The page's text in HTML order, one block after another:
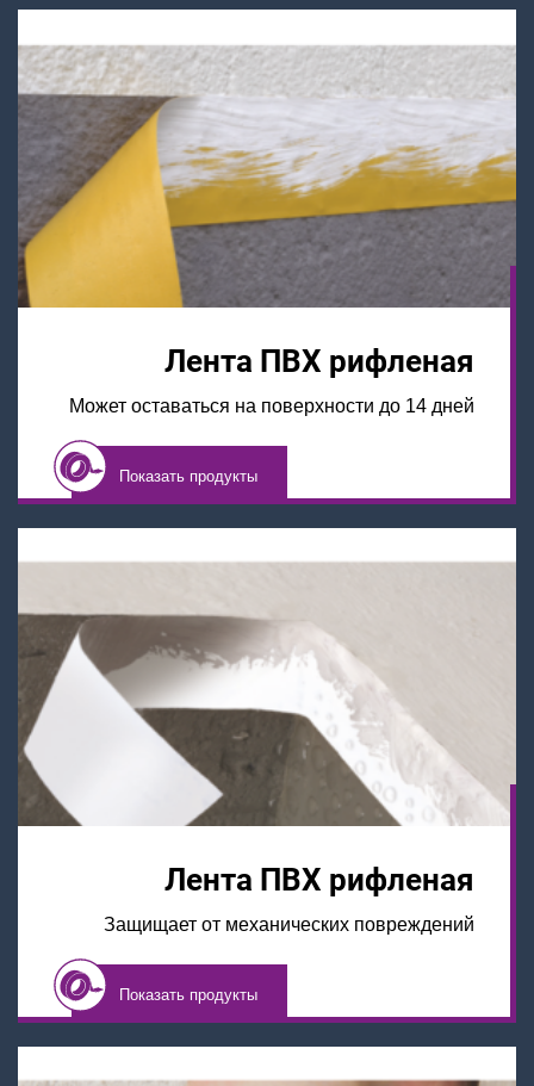
Лента ПВХ рифленая
Может оставаться на поверхности до 14 дней
Показать продукты
Лента ПВХ рифленая
Защищает от механических повреждений
Показать продукты